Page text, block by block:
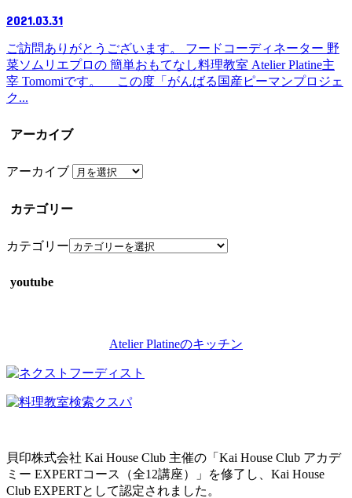
2021.03.31
ご訪問ありがとうございます。 フードコーディネーター 野
菜ソムリエプロの 簡単おもてなし料理教室 Atelier Platine主
宰 Tomomiです。 この度「がんばる国産ピーマンプロジェ
ク...
アーカイブ
アーカイブ
カテゴリー
カテゴリー
youtube
Atelier Platineのキッチン
貝印株式会社 Kai House Club 主催の「Kai House Club アカデ
ミー EXPERTコース（全12講座）」を修了し、Kai House
Club EXPERTとして認定されました。